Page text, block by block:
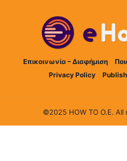
Επικοινωνία – Διαφήμιση
Privacy Policy
©2025 HOW TO Ο.Ε. All